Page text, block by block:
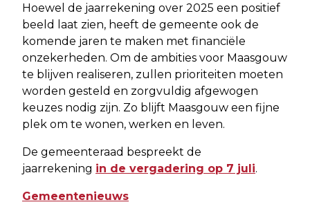
Hoewel de jaarrekening over 2025 een positief
beeld laat zien, heeft de gemeente ook de
komende jaren te maken met financiële
onzekerheden. Om de ambities voor Maasgouw
te blijven realiseren, zullen prioriteiten moeten
worden gesteld en zorgvuldig afgewogen
keuzes nodig zijn. Zo blijft Maasgouw een fijne
plek om te wonen, werken en leven.
De gemeenteraad bespreekt de
jaarrekening in de vergadering op 7 juli.
Gemeentenieuws